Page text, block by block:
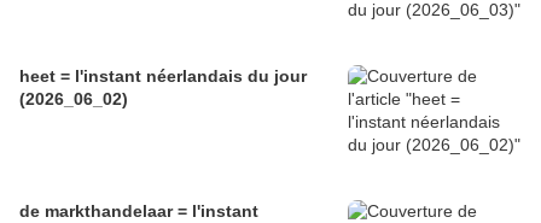
heet = l'instant néerlandais du jour
(2026_06_02)
de markthandelaar = l'instant